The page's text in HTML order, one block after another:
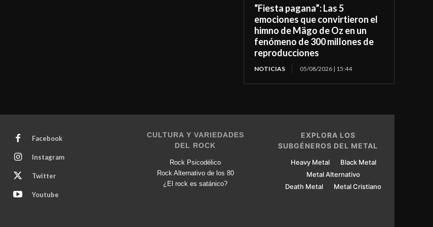
“Fiesta pagana”: Las 5
emociones que convirtieron el
himno de Mägo de Oz en un
fenómeno de 300 millones de
reproducciones
NOTICIAS 05/08/2026 | 15:44
Facebook
Instagram
Twitter
Youtube
CULTURA Y VARIEDADES
DEL ROCK
Rock Psicodélico
Rock Alternativo de los 80
¿El rock es satánico?
EXPLORA LOS
SUBGÉNEROS DEL METAL
Heavy Metal
Black Metal
Metal Alternativo
Death Metal
Metal Cristiano